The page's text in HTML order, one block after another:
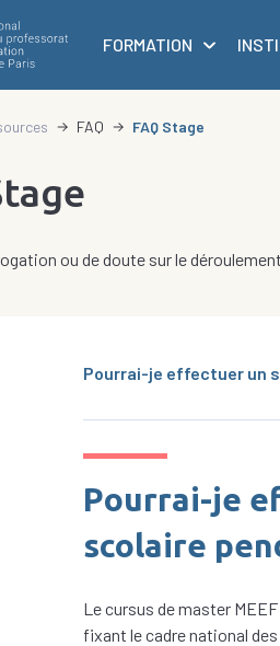
FORMATION
FAQ FAQ Stage
ou de doute sur le
Pourrai-je effectuer un
Pourrai-je
scolaire
Le cursus de master
fixant le cadre national